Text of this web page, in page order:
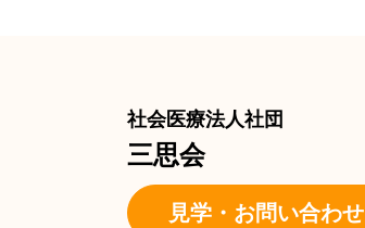
社会医療法人社団
三思会
見学・お問い合わせ